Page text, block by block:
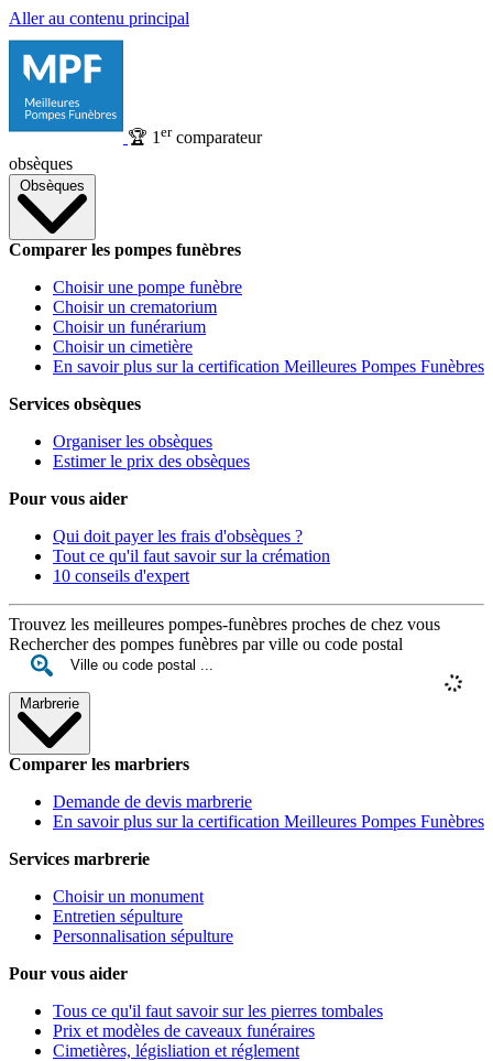
Aller au contenu principal
🏆 1 ercomparateur
obsèques
Obsèques
Comparer les pompes funèbres
Choisir une pompe funèbre
Choisir un crematorium
Choisir un funérarium
Choisir un cimetière
En savoir plus sur la certification Meilleures Pompes Funèbres
Services obsèques
Organiser les obsèques
Estimer le prix des obsèques
Pour vous aider
Qui doit payer les frais d'obsèques ?
Tout ce qu'il faut savoir sur la crémation
10 conseils d'expert
Trouvez les meilleures pompes-funèbres proches de chez vous
Rechercher des pompes funèbres par ville ou code postal
Marbrerie
Comparer les marbriers
Demande de devis marbrerie
En savoir plus sur la certification Meilleures Pompes Funèbres
Services marbrerie
Choisir un monument
Entretien sépulture
Personnalisation sépulture
Pour vous aider
Tous ce qu'il faut savoir sur les pierres tombales
Prix et modèles de caveaux funéraires
Cimetières, législiation et réglement